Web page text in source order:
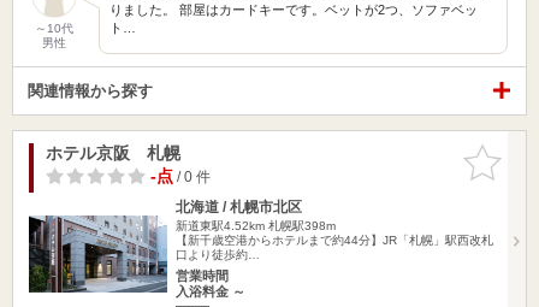
～10代
男性
りました。 部屋はカードキーです。ベットが2つ、ソファベッ
ト…
関連情報から探す
お気に入
りに追加
ホテル京阪 札幌
-点/ 0 件
北海道 / 札幌市北区
新道東駅4.52km 札幌駅398m
【新千歳空港からホテルまで約44分】JR「札幌」駅西改札
口より徒歩約…
営業時間
入浴料金 ～